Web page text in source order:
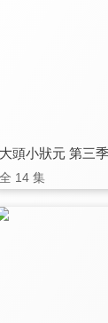
大頭小狀元 第三季
全 14 集